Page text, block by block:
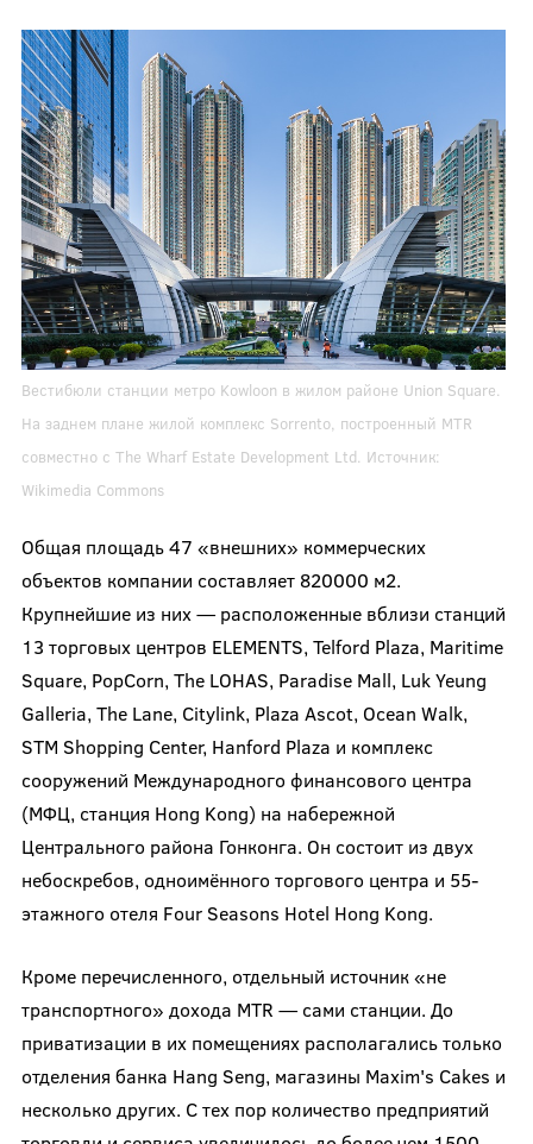
Вестибюли станции метро Kowloon в жилом районе Union Square.
На заднем плане жилой комплекс Sorrento, построенный MTR
совместно с The Wharf Estate Development Ltd. Источник:
Wikimedia Commons
Общая площадь 47 «внешних» коммерческих
объектов компании составляет 820000 м2.
Крупнейшие из них — расположенные вблизи станций
13 торговых центров ELEMENTS, Telford Plaza, Maritime
Square, PopCorn, The LOHAS, Paradise Mall, Luk Yeung
Galleria, The Lane, Citylink, Plaza Ascot, Ocean Walk,
STM Shopping Center, Hanford Plaza и комплекс
сооружений Международного финансового центра
(МФЦ, станция Hong Kong) на набережной
Центрального района Гонконга. Он состоит из двух
небоскребов, одноимённого торгового центра и 55-
этажного отеля Four Seasons Hotel Hong Kong.
Кроме перечисленного, отдельный источник «не
транспортного» дохода MTR — сами станции. До
приватизации в их помещениях располагались только
отделения банка Hang Seng, магазины Maxim's Cakes и
несколько других. С тех пор количество предприятий